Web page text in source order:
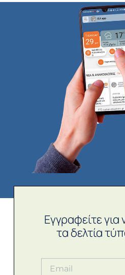
Εγγραφείτε
τα δελτία